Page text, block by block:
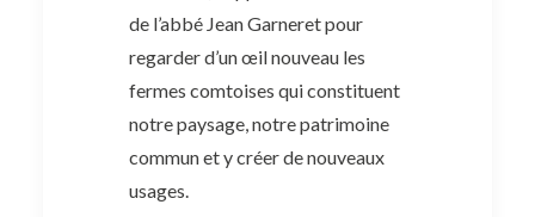
de l’abbé Jean Garneret pour
regarder d’un œil nouveau les
fermes comtoises qui constituent
notre paysage, notre patrimoine
commun et y créer de nouveaux
usages.